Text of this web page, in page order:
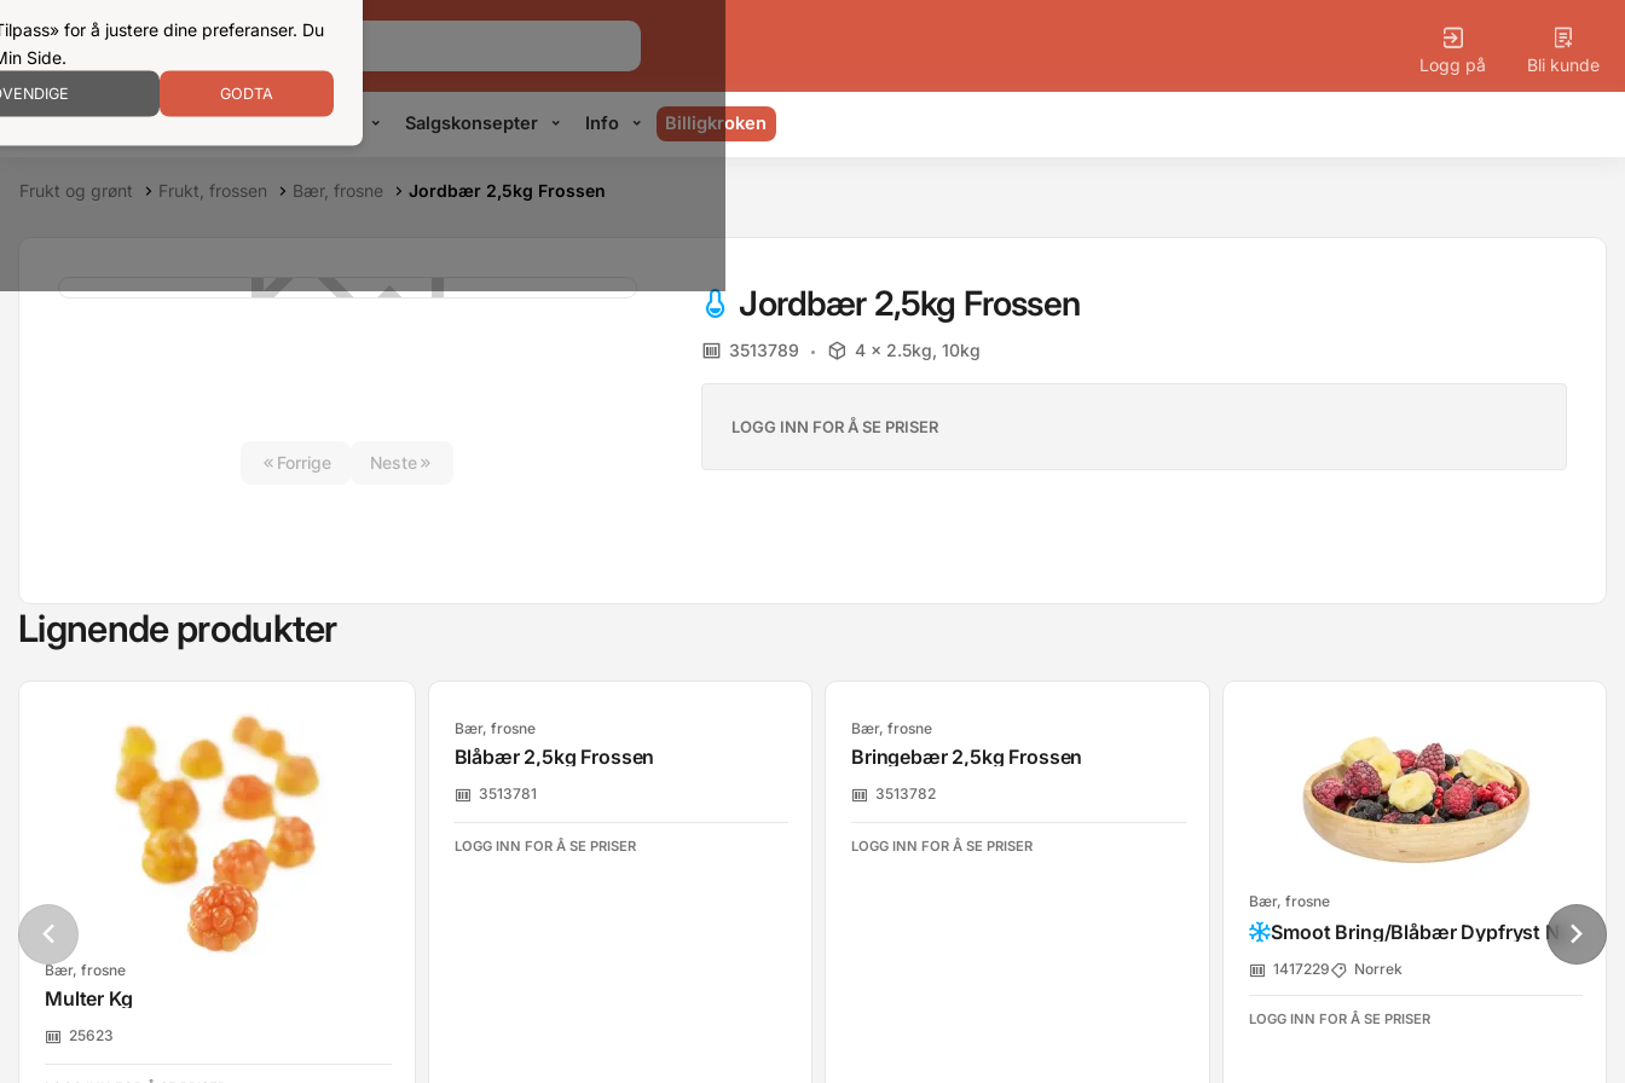
for å justere dine preferanser. Du
Side.
GODTA
Logg på Bli kunde
Kampanjer Produkter Konsepter Salgskonsepter Info Billigkroken
Frukt og grønt Frukt, frossen Bær, frosne Jordbær 2,5kg Frossen
Forrige Neste
Jordbær 2,5kg Frossen
3513789 4 x 2.5kg, 10kg
LOGG INN FOR Å SE PRISER
Lignende produkter
Bær, frosne
Multer Kg
25623
Bær, frosne
Blåbær 2,5kg Frossen
3513781
LOGG INN FOR Å SE PRISER
Bær, frosne
Bringebær 2,5kg Frossen
3513782
LOGG INN FOR Å SE PRISER
Bær, frosne
Smoot Bring/Blåbær Dypfryst Norrek
1417229 Norrek
LOGG INN FOR Å SE PRISER